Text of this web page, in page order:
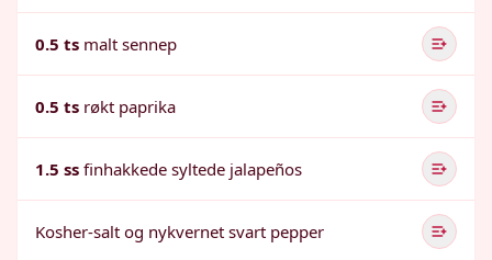
0.5 ts malt sennep
0.5 ts røkt paprika
1.5 ss finhakkede syltede jalapeños
Kosher-salt og nykvernet svart pepper